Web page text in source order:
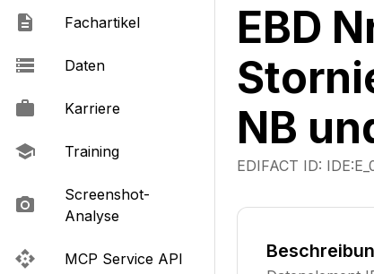
Fachartikel
Daten
Karriere
Training
Screenshot-
Analyse
MCP Service API
EBD
NB
EDIFACT ID: